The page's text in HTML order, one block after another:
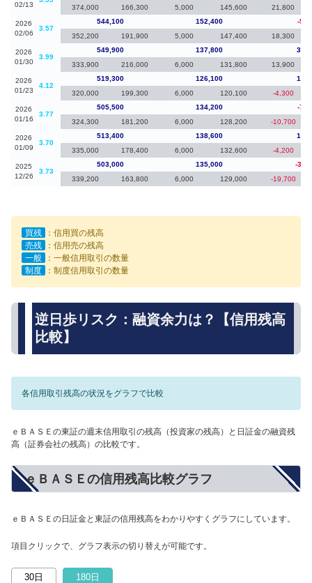
02/13
374,000
166,300 5,000 145,600 21,800
2026
02/06
3.57
544,100 152,400
-
352,200
191,900 5,000 147,400 18,300
2026
01/30
3.99
549,900 137,800
333,900
216,000 6,000 131,800 13,900
2026
01/23
4.12
519,300 126,100
320,000
199,300 6,000 120,100 -4,300
2026
01/16
3.77
505,500 134,200
-
324,300
181,200 6,000 128,200 -10,700
2026
01/09
3.70
513,400 138,600
335,000
178,400 6,000 132,600 -4,200
2025
12/26
3.73
503,000 135,000
-
339,200
163,800 6,000 129,000 -19,700
買残
：信用買の残高
売残
：信用売の残高
一般
：一般信用取引の数量
制度
：制度信用取引の数量
逆日歩リスク：融資余力は？【信用残高
比較】
各信用取引残高の状況をグラフで比較
ｅＢＡＳＥの東証の週末信用取引の残高（投資家の残高）と日証金の融資残
高（証券会社の残高）の比較です。
ｅＢＡＳＥの信用残高比較グラフ
ｅＢＡＳＥの日証金と東証の信用残高をわかりやすくグラフにしています。
項目クリックで、グラフ表示の切り替えが可能です。
30日 180日